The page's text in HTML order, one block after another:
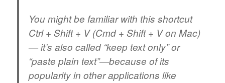
You might be familiar with this shortcut
Ctrl+ Shift+ V(Cmd+ Shift+ Von Mac)
— it’s also called “keep text only” or
“paste plain text”—because of its
popularity in other applications like